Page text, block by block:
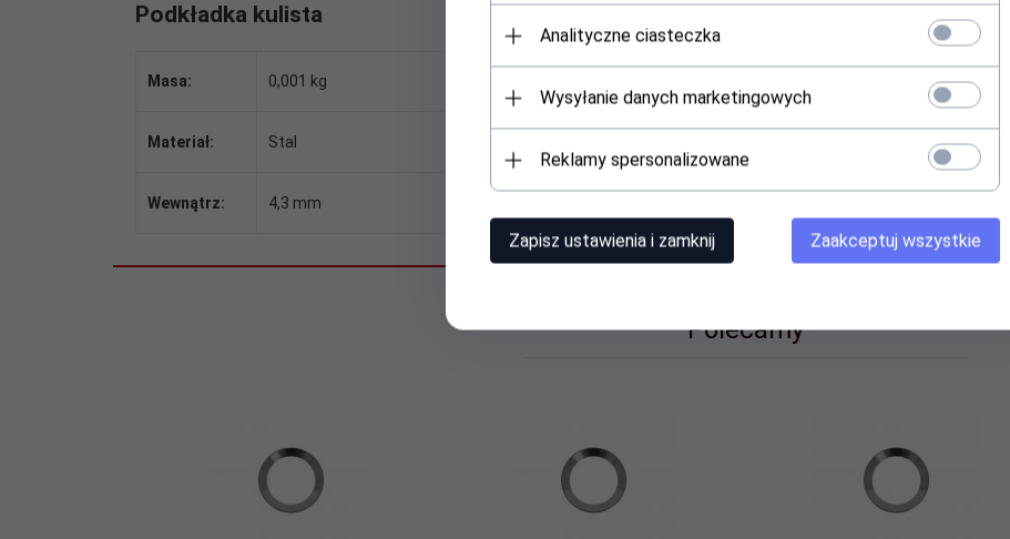
Podkładka kulista
Masa: 0,001 kg
Materiał: Stal
Wewnątrz: 4,3 mm
Polecamy
Analityczne ciasteczka
Wysyłanie danych marketingowych
Reklamy spersonalizowane
Zapisz ustawienia i zamknij Zaakceptuj wszystkie